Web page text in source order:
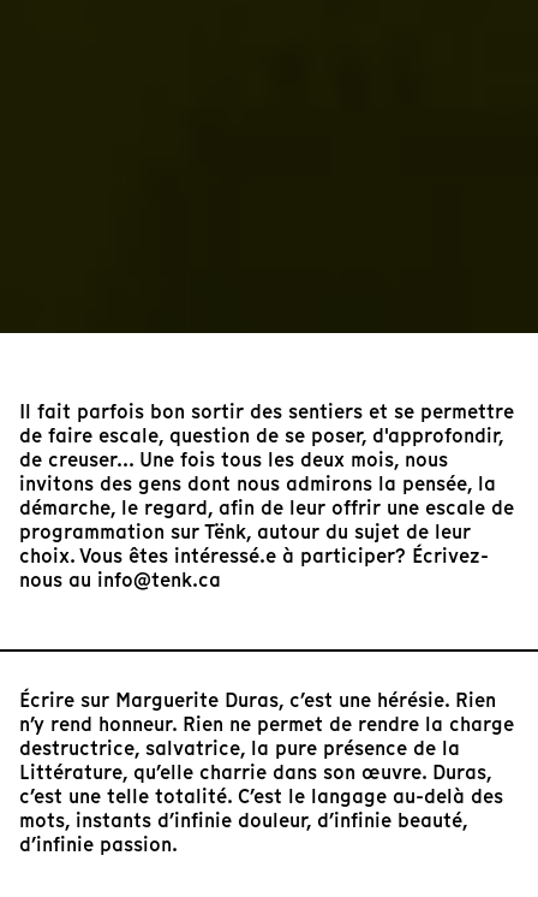
Il fait parfois bon sortir des sentiers et se permettre
de faire escale, question de se poser, d'approfondir,
de creuser... Une fois tous les deux mois, nous
invitons des gens dont nous admirons la pensée, la
démarche, le regard, afin de leur offrir une escale de
programmation sur Tënk, autour du sujet de leur
choix. Vous êtes intéressé.e à participer? Écrivez-
nous au info@tenk.ca
Écrire sur Marguerite Duras, c’est une hérésie. Rien
n’y rend honneur. Rien ne permet de rendre la charge
destructrice, salvatrice, la pure présence de la
Littérature, qu’elle charrie dans son œuvre. Duras,
c’est une telle totalité. C’est le langage au-delà des
mots, instants d’infinie douleur, d’infinie beauté,
d’infinie passion.